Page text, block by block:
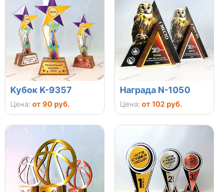
Кубок K-9357
Цена: от 90 руб.
Награда N-1050
Цена: от 102 руб.